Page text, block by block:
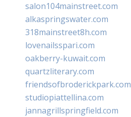
salon104mainstreet.com
alkaspringswater.com
318mainstreet8h.com
lovenailsspari.com
oakberry-kuwait.com
quartzliterary.com
friendsofbroderickpark.com
studiopiattellina.com
jannagrillspringfield.com